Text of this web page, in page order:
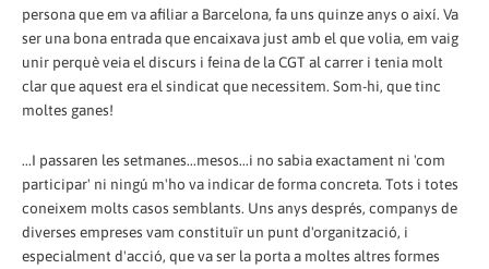
persona que em va afiliar a Barcelona, fa uns quinze anys o així. Va
ser una bona entrada que encaixava just amb el que volia, em vaig
unir perquè veia el discurs i feina de la CGT al carrer i tenia molt
clar que aquest era el sindicat que necessitem. Som-hi, que tinc
moltes ganes!
...I passaren les setmanes...mesos...i no sabia exactament ni 'com
participar' ni ningú m'ho va indicar de forma concreta. Tots i totes
coneixem molts casos semblants. Uns anys després, companys de
diverses empreses vam constituïr un punt d'organització, i
especialment d'acció, que va ser la porta a moltes altres formes